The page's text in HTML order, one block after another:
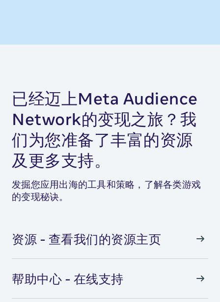
已经迈上Meta Audience
Network的变现之旅？我
们为您准备了丰富的资源
及更多支持。
发掘您应用出海的工具和策略，了解各类游戏
的变现秘诀。
资源 - 查看我们的资源主页
帮助中心 - 在线支持